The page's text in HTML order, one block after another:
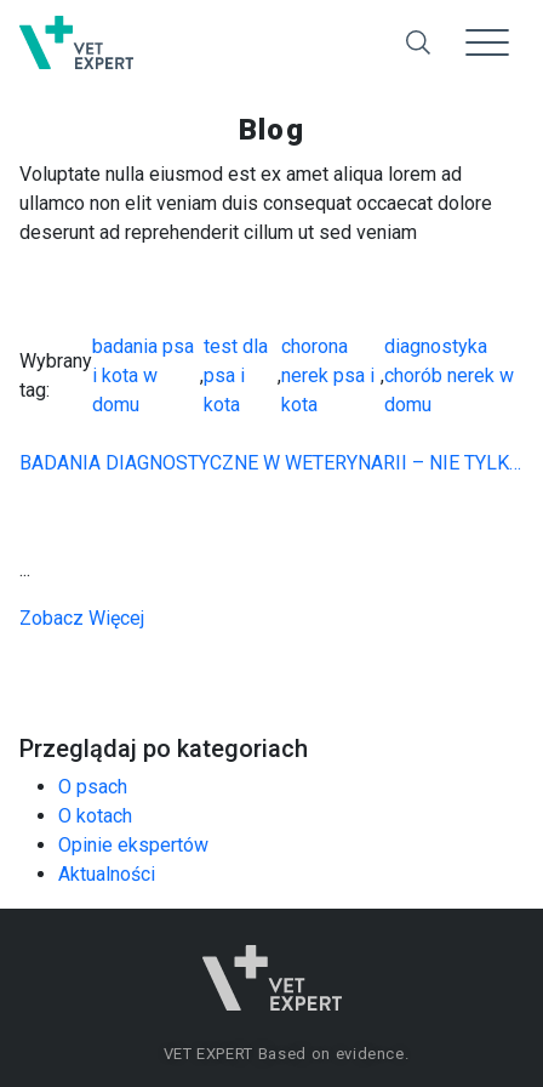
Blog
Voluptate nulla eiusmod est ex amet aliqua lorem ad
ullamco non elit veniam duis consequat occaecat dolore
deserunt ad reprehenderit cillum ut sed veniam
Wybrany
tag:
badania psa
i kota w
domu
,
test dla
psa i
kota
,
chorona
nerek psa i
kota
,
diagnostyka
chorób nerek w
domu
BADANIA DIAGNOSTYCZNE W WETERYNARII – NIE TYLKO W LABORATORIUM
...
Zobacz Więcej
Przeglądaj po kategoriach
O psach
O kotach
Opinie ekspertów
Aktualności
VET EXPERT Based on evidence.